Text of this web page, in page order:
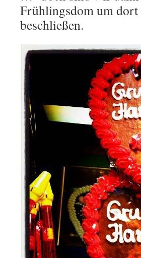
Frühlingsdom um dort
beschließen.